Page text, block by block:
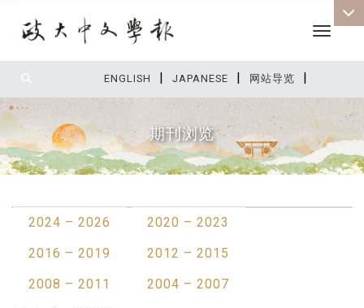
ENGLISH | JAPANESE | 网站导览 |
Toggle
期刊浏览
2024 – 2026
2020 – 2023
2016 – 2019
2012 – 2015
2008 – 2011
2004 – 2007